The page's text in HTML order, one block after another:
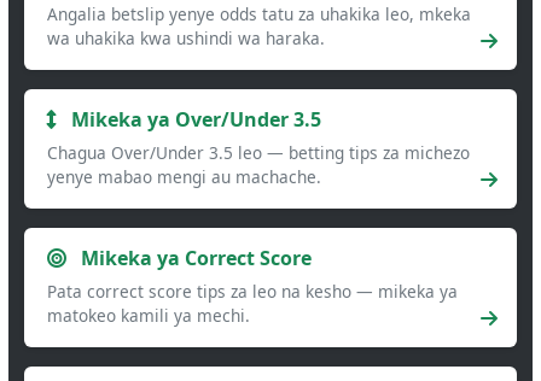
Angalia betslip yenye odds tatu za uhakika leo, mkeka
wa uhakika kwa ushindi wa haraka.
Mikeka ya Over/Under 3.5
Chagua Over/Under 3.5 leo — betting tips za michezo
yenye mabao mengi au machache.
Mikeka ya Correct Score
Pata correct score tips za leo na kesho — mikeka ya
matokeo kamili ya mechi.